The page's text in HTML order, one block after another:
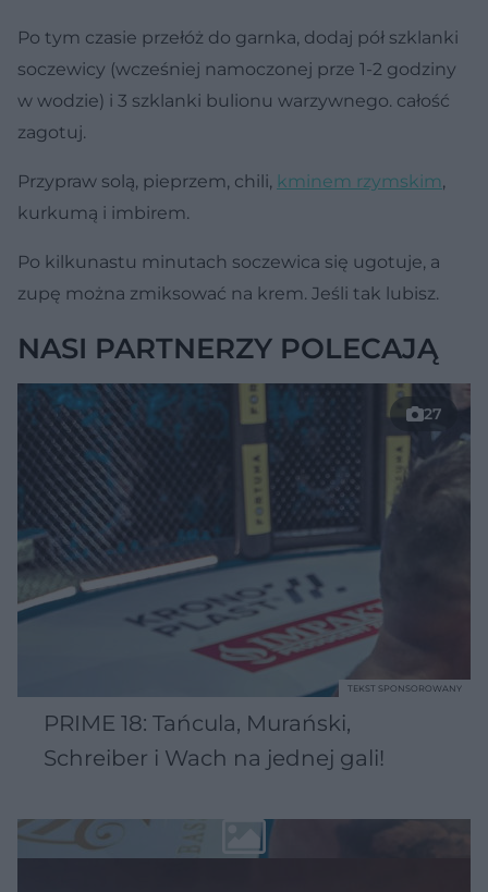
Po tym czasie przełóż do garnka, dodaj pół szklanki
soczewicy (wcześniej namoczonej prze 1-2 godziny
w wodzie) i 3 szklanki bulionu warzywnego. całość
zagotuj.
Przypraw solą, pieprzem, chili, kminem rzymskim,
kurkumą i imbirem.
Po kilkunastu minutach soczewica się ugotuje, a
zupę można zmiksować na krem. Jeśli tak lubisz.
NASI PARTNERZY POLECAJĄ
27
PRIME 18: Tańcula, Murański,
Schreiber i Wach na jednej gali!
TEKST SPONSOROWANY